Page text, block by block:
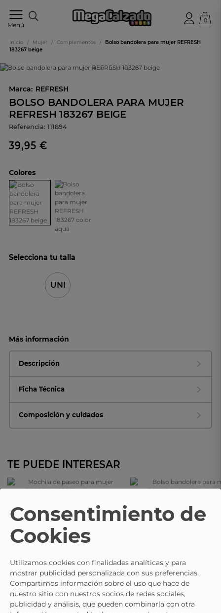
Menú
online
0
Inicio / Mujer / Complementos /
Bolso bandolera para mujer REFRESH
183267 beige
Marca: REFRESH
BOLSO BANDOLERA PARA MUJER
REFRESH 183267 BEIGE
Referencia: 111894
39,95 €
Colores
Selecciona tu talla
UNI
Más información
Descripción
Ficha Técnica
Composición y cuidados
TE PUEDE INTERESAR
REFRESH
Mochila De Paseo Para Mujer
REFRESH 183262 Color Aqua
49,95 €
REFRESH
Bolso Bandolera Para Mujer
Consentimiento de
Cookies
Utilizamos cookies con finalidades analíticas y para
mostrar publicidad personalizada con sus preferencias.
Compartimos información sobre el uso que hace de
nuestro sitio con nuestros socios de redes sociales,
publicidad y análisis, que pueden combinarla con otra